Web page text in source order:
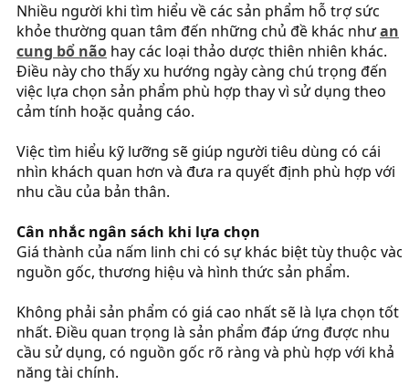
Nhiều người khi tìm hiểu về các sản phẩm hỗ trợ sức
khỏe thường quan tâm đến những chủ đề khác nhưan
cung bổ não hay các loại thảo dược thiên nhiên khác.
Điều này cho thấy xu hướng ngày càng chú trọng đến
việc lựa chọn sản phẩm phù hợp thay vì sử dụng theo
cảm tính hoặc quảng cáo.
Việc tìm hiểu kỹ lưỡng sẽ giúp người tiêu dùng có cái
nhìn khách quan hơn và đưa ra quyết định phù hợp với
nhu cầu của bản thân.
Cân nhắc ngân sách khi lựa chọn
Giá thành của nấm linh chi có sự khác biệt tùy thuộc vào
nguồn gốc, thương hiệu và hình thức sản phẩm.
Không phải sản phẩm có giá cao nhất sẽ là lựa chọn tốt
nhất. Điều quan trọng là sản phẩm đáp ứng được nhu
cầu sử dụng, có nguồn gốc rõ ràng và phù hợp với khả
năng tài chính.